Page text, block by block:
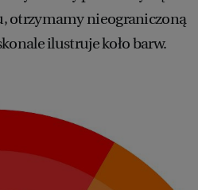
otrzymamy nieograniczoną
ilustruje koło barw.